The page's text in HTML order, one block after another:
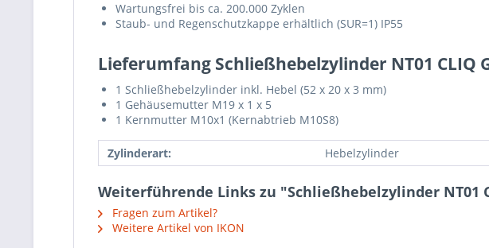
Wartungsfrei bis ca. 200.000 Zyklen
Staub- und Regenschutzkappe erhältlich (SUR=1) IP55
Lieferumfang Schließhebelzylinder NT01 CLIQ
1 Schließhebelzylinder inkl. Hebel (52 x 20 x 3 mm)
1 Gehäusemutter M19 x 1 x 5
1 Kernmutter M10x1 (Kernabtrieb M10S8)
Zylinderart: Hebelzylinder
Weiterführende Links zu "Schließhebelzylinder NT01
Fragen zum Artikel?
Weitere Artikel von IKON